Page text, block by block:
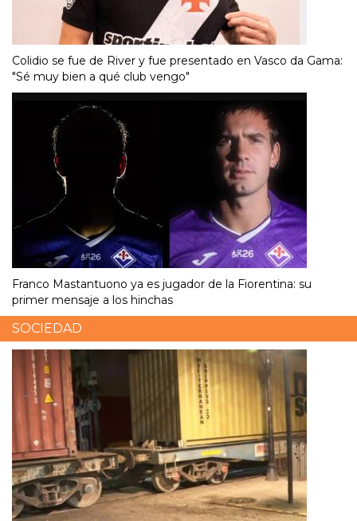
Colidio se fue de River y fue presentado en Vasco da Gama:
"Sé muy bien a qué club vengo"
Franco Mastantuono ya es jugador de la Fiorentina: su
primer mensaje a los hinchas
SOCIEDAD